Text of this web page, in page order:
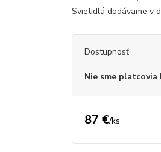
Svietidlá dodávame v
Dostupnosť
Nie sme platcovia
87 €/ks